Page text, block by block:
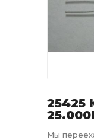
25425
Мы